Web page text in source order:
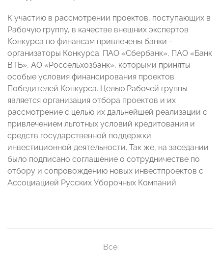
К участию в рассмотрении проектов, поступающих в
Рабочую группу, в качестве внешних экспертов
Конкурса по финансам привлечены банки -
организаторы Конкурса: ПАО «Сбербанк», ПАО «Банк
ВТБ», АО «Россельхозбанк», которыми приняты
особые условия финансирования проектов
Победителей Конкурса. Целью Рабочей группы
является организация отбора проектов и их
рассмотрение с целью их дальнейшей реализации с
привлечением льготных условий кредитования и
средств государственной поддержки
инвестиционной деятельности. Так же, на заседании
было подписано соглашение о сотрудничестве по
отбору и сопровождению новых инвестпроектов с
Ассоциацией Русских Уборочных Компаний.
Все